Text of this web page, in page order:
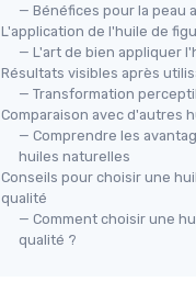
— Bénéfices pour la peau
L'application de l'huile de
— L'art de bien appliquer
Résultats visibles après
— Transformation
Comparaison avec d'autres
— Comprendre les
huiles naturelles
Conseils pour choisir une
qualité
— Comment choisir une
qualité ?